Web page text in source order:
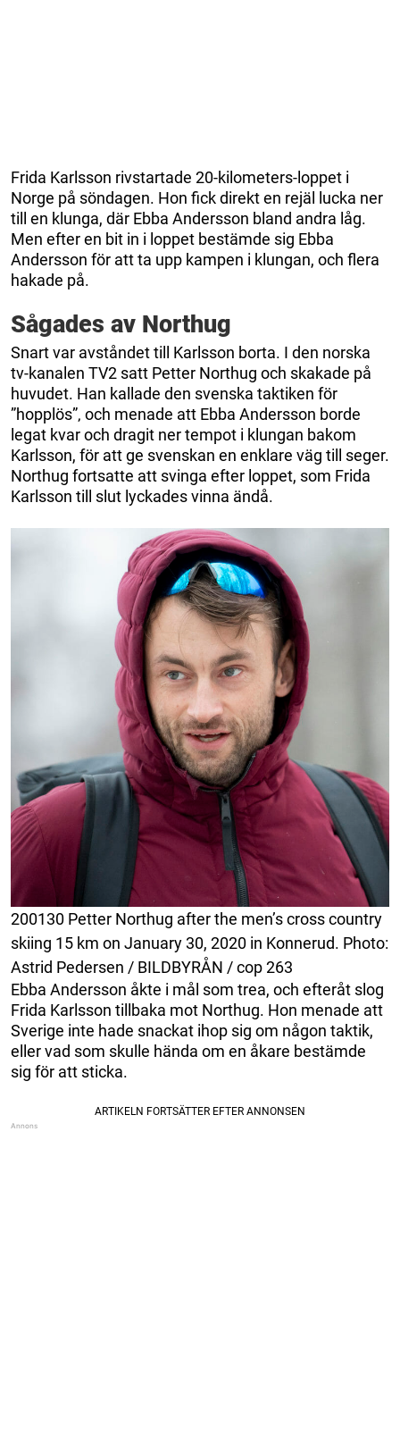
Frida Karlsson rivstartade 20-kilometers-loppet i
Norge på söndagen. Hon fick direkt en rejäl lucka ner
till en klunga, där Ebba Andersson bland andra låg.
Men efter en bit in i loppet bestämde sig Ebba
Andersson för att ta upp kampen i klungan, och flera
hakade på.
Sågades av Northug
Snart var avståndet till Karlsson borta. I den norska
tv-kanalen TV2 satt Petter Northug och skakade på
huvudet. Han kallade den svenska taktiken för
”hopplös”‚ och menade att Ebba Andersson borde
legat kvar och dragit ner tempot i klungan bakom
Karlsson, för att ge svenskan en enklare väg till seger.
Northug fortsatte att svinga efter loppet, som Frida
Karlsson till slut lyckades vinna ändå.
200130 Petter Northug after the men’s cross country
skiing 15 km on January 30, 2020 in Konnerud. Photo:
Astrid Pedersen / BILDBYRÅN / cop 263
Ebba Andersson åkte i mål som trea, och efteråt slog
Frida Karlsson tillbaka mot Northug. Hon menade att
Sverige inte hade snackat ihop sig om någon taktik,
eller vad som skulle hända om en åkare bestämde
sig för att sticka.